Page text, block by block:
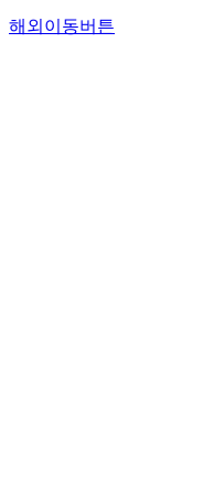
해외이동버튼